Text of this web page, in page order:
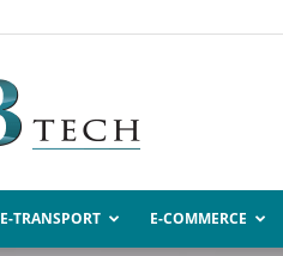
ISBtech.pl
E-TRANSPORT E-COMMERCE